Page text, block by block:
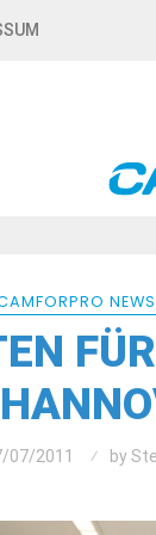
NEWS
07/2011 by